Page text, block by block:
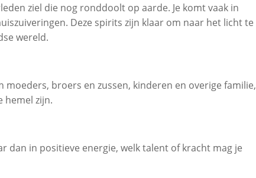
ziel die nog ronddoolt op aarde. Je komt vaak in
Deze spirits zijn klaar om naar het licht te
wereld.
moeders, broers en zussen, kinderen en overige familie,
hemel zijn.
dan in positieve energie, welk talent of kracht mag je